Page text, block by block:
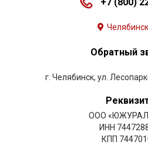
Челябинск
Обратный
г. Челябинск, ул.
ООО
ИНН
КПП